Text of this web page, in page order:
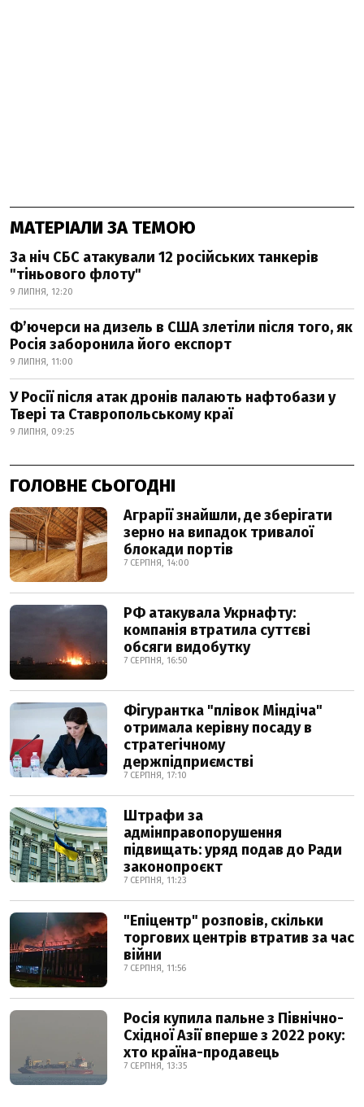
МАТЕРІАЛИ ЗА ТЕМОЮ
За ніч СБС атакували 12 російських танкерів
"тіньового флоту"
9 ЛИПНЯ, 12:20
Фʼючерси на дизель в США злетіли після того, як
Росія заборонила його експорт
9 ЛИПНЯ, 11:00
У Росії після атак дронів палають нафтобази у
Твері та Ставропольському краї
9 ЛИПНЯ, 09:25
ГОЛОВНЕ СЬОГОДНІ
Аграрії знайшли, де зберігати
зерно на випадок тривалої
блокади портів
7 СЕРПНЯ, 14:00
РФ атакувала Укрнафту:
компанія втратила суттєві
обсяги видобутку
7 СЕРПНЯ, 16:50
Фігурантка "плівок Міндіча"
отримала керівну посаду в
стратегічному
держпідприємстві
7 СЕРПНЯ, 17:10
Штрафи за
адмінправопорушення
підвищать: уряд подав до Ради
законопроєкт
7 СЕРПНЯ, 11:23
"Епіцентр" розповів, скільки
торгових центрів втратив за час
війни
7 СЕРПНЯ, 11:56
Росія купила пальне з Північно-
Східної Азії вперше з 2022 року:
хто країна-продавець
7 СЕРПНЯ, 13:35